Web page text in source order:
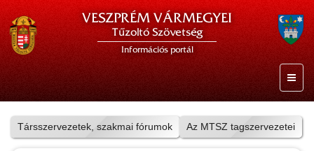
VESZPRÉM VÁRMEGYEI
Tűzoltó Szövetség
Információs portál
Társszervezetek, szakmai fórumok Az MTSZ tagszervezetei